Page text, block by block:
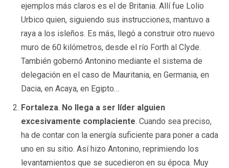
ejemplos más claros es el de Britania. Allí fue Lolio
Urbico quien, siguiendo sus instrucciones, mantuvo a
raya a los isleños. Es más, llegó a construir otro nuevo
muro de 60 kilómetros, desde el río Forth al Clyde.
También gobernó Antonino mediante el sistema de
delegación en el caso de Mauritania, en Germania, en
Dacia, en Acaya, en Egipto…
Fortaleza. No llega a ser líder alguien
excesivamente complaciente. Cuando sea preciso,
ha de contar con la energía suficiente para poner a cada
uno en su sitio. Así hizo Antonino, reprimiendo los
levantamientos que se sucedieron en su época. Muy